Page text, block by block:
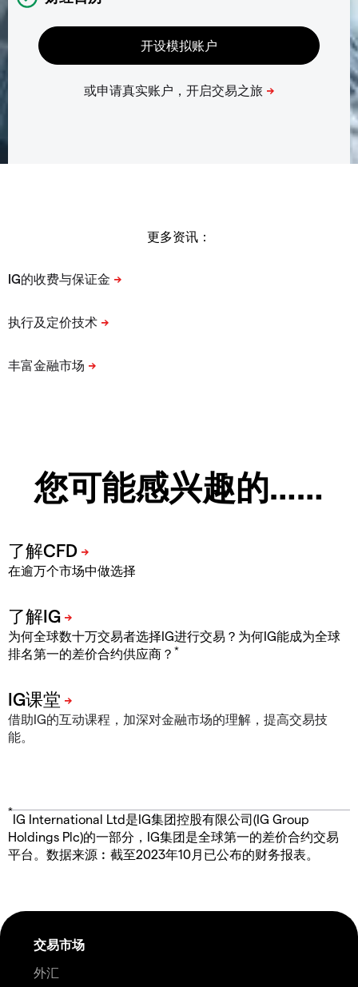
更多资讯：
您可能感兴趣的……
在逾万个市场中做选择
为何全球数十万交易者选择IG进行交易？为何IG能成为全球
排名第一的差价合约供应商？ *
借助IG的互动课程，加深对金融市场的理解，提高交易技
能。
*
IG International Ltd是IG集团控股有限公司(IG Group
Holdings Plc)的一部分，IG集团是全球第一的差价合约交易
平台。数据来源︰截至2023年10月已公布的财务报表。
交易市场
外汇